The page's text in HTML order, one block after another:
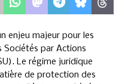
enjeu majeur pour les
Sociétés par Actions
Le régime juridique
de protection des